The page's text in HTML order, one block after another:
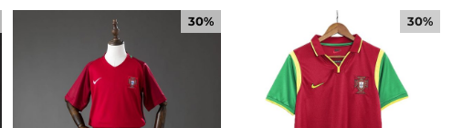
30% 30%